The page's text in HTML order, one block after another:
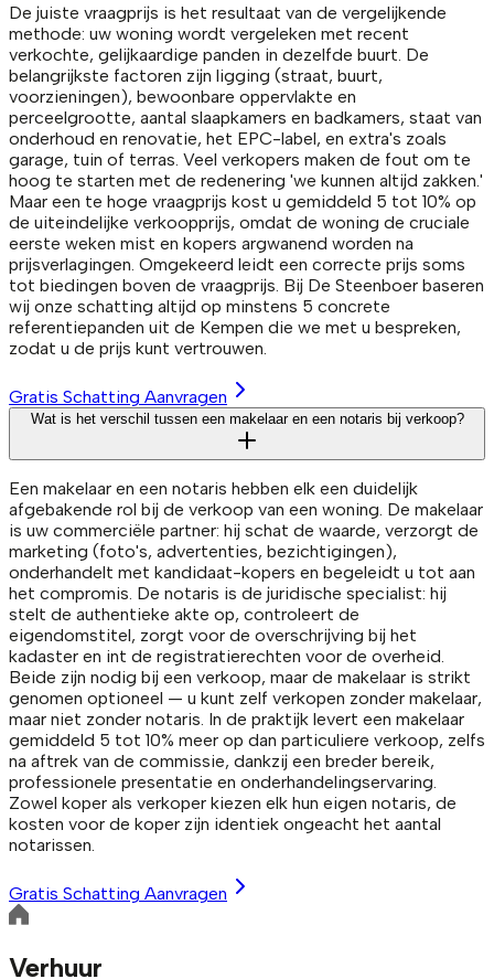
De juiste vraagprijs is het resultaat van de vergelijkende
methode: uw woning wordt vergeleken met recent
verkochte, gelijkaardige panden in dezelfde buurt. De
belangrijkste factoren zijn ligging (straat, buurt,
voorzieningen), bewoonbare oppervlakte en
perceelgrootte, aantal slaapkamers en badkamers, staat van
onderhoud en renovatie, het EPC-label, en extra's zoals
garage, tuin of terras. Veel verkopers maken de fout om te
hoog te starten met de redenering 'we kunnen altijd zakken.'
Maar een te hoge vraagprijs kost u gemiddeld 5 tot 10% op
de uiteindelijke verkoopprijs, omdat de woning de cruciale
eerste weken mist en kopers argwanend worden na
prijsverlagingen. Omgekeerd leidt een correcte prijs soms
tot biedingen boven de vraagprijs. Bij De Steenboer baseren
wij onze schatting altijd op minstens 5 concrete
referentiepanden uit de Kempen die we met u bespreken,
zodat u de prijs kunt vertrouwen.
Gratis Schatting Aanvragen
Wat is het verschil tussen een makelaar en een notaris bij verkoop?
Een makelaar en een notaris hebben elk een duidelijk
afgebakende rol bij de verkoop van een woning. De makelaar
is uw commerciële partner: hij schat de waarde, verzorgt de
marketing (foto's, advertenties, bezichtigingen),
onderhandelt met kandidaat-kopers en begeleidt u tot aan
het compromis. De notaris is de juridische specialist: hij
stelt de authentieke akte op, controleert de
eigendomstitel, zorgt voor de overschrijving bij het
kadaster en int de registratierechten voor de overheid.
Beide zijn nodig bij een verkoop, maar de makelaar is strikt
genomen optioneel — u kunt zelf verkopen zonder makelaar,
maar niet zonder notaris. In de praktijk levert een makelaar
gemiddeld 5 tot 10% meer op dan particuliere verkoop, zelfs
na aftrek van de commissie, dankzij een breder bereik,
professionele presentatie en onderhandelingservaring.
Zowel koper als verkoper kiezen elk hun eigen notaris, de
kosten voor de koper zijn identiek ongeacht het aantal
notarissen.
Gratis Schatting Aanvragen
Verhuur